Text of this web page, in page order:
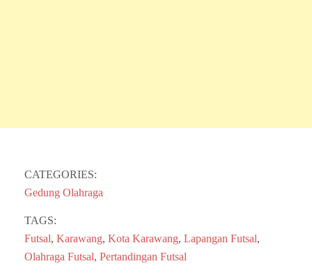
CATEGORIES:
Gedung Olahraga
TAGS:
Futsal, Karawang, Kota Karawang, Lapangan Futsal,
Olahraga Futsal, Pertandingan Futsal